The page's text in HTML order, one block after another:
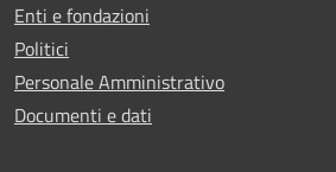
Enti e fondazioni
Politici
Personale Amministrativo
Documenti e dati